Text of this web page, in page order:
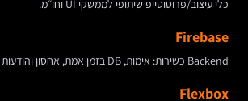
כלי עיצוב/פרוטוטייפ שיתופי לממשקי UI וחו״מ.
Firebase
Backend כשירות: אימות, DB בזמן אמת, אחסון והודעות דחיפה.
Flexbox